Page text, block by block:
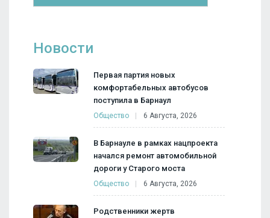
Новости
Первая партия новых
комфортабельных автобусов
поступила в Барнаул
Общество 6 Августа, 2026
В Барнауле в рамках нацпроекта
начался ремонт автомобильной
дороги у Старого моста
Общество 6 Августа, 2026
Родственники жертв